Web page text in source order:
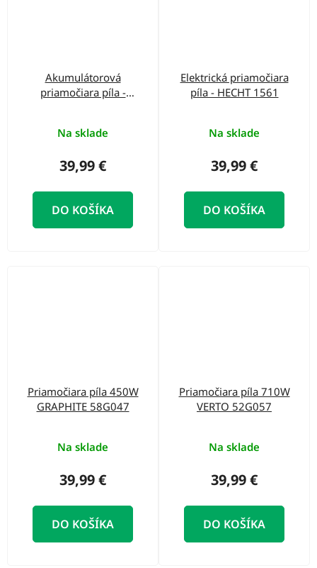
Akumulátorová
priamočiara píla -
Na sklade
39,99 €
DO KOŠÍKA
Elektrická priamočiara
píla - HECHT 1561
Na sklade
39,99 €
DO KOŠÍKA
Priamočiara píla 450W
GRAPHITE 58G047
Na sklade
39,99 €
DO KOŠÍKA
Priamočiara píla 710W
VERTO 52G057
Na sklade
39,99 €
DO KOŠÍKA